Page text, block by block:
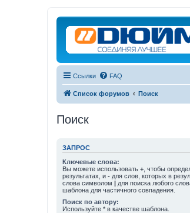
Ссылки FAQ
Список форумов Поиск
Поиск
ЗАПРОС
Ключевые слова:
Вы можете использовать + , чтобы
результатах, и - для слов, которых в
слова символом | для поиска любого
шаблона для частичного совпадения.
Поиск по автору:
Используйте * в качестве шаблона.